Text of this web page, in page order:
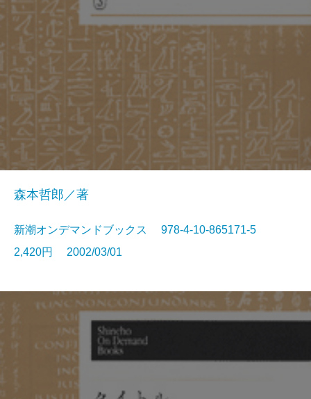
森本哲郎／著
新潮オンデマンドブックス 978-4-10-865171-5
2,420円 2002/03/01